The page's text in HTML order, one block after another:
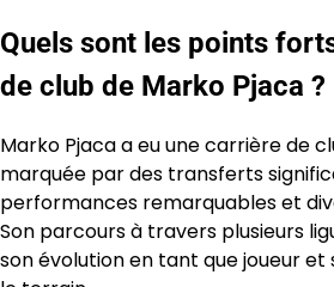
Quels sont les points
de club de Marko Pjaca ?
Marko Pjaca a eu une carrière de
marquée par des transferts
performances remarquables et
Son parcours à travers plusieurs
son évolution en tant que joueur